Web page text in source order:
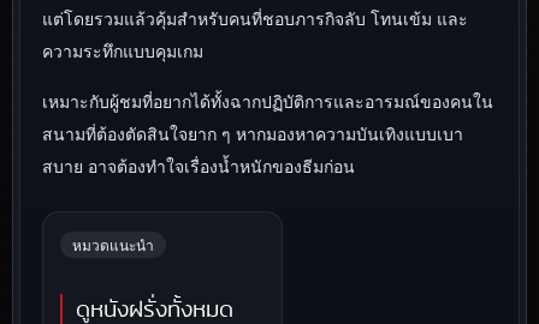
แต่โดยรวมแล้วคุ้มสำหรับคนที่ชอบภารกิจลับ โทนเข้ม และ
ความระทึกแบบคุมเกม
เหมาะกับผู้ชมที่อยากได้ทั้งฉากปฏิบัติการและอารมณ์ของคนใน
สนามที่ต้องตัดสินใจยาก ๆ หากมองหาความบันเทิงแบบเบา
สบาย อาจต้องทำใจเรื่องน้ำหนักของธีมก่อน
หมวดแนะนำ
ดูหนังฝรั่งทั้งหมด